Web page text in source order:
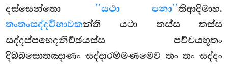
දස්සෙන්තො ‘‘යථා පනා’’තිආදිමාහ.
තංතංසද්දවිභාවකන්ති යථා තස්ස තස්ස
සද්දප්පභෙදනිච්ඡයස්ස පච්චයභූතං
දිබ්බසොතඤාණං සද්දාරම්මණමෙව තං තං සද්දං